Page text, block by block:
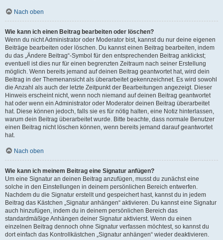
Nach oben
Wie kann ich einen Beitrag bearbeiten oder löschen?
Wenn du nicht Administrator oder Moderator bist, kannst du nur deine eigenen
Beiträge bearbeiten oder löschen. Du kannst einen Beitrag bearbeiten, indem
du das „Ändere Beitrag“-Symbol für den entsprechenden Beitrag anklickst;
eventuell ist dies nur für einen begrenzten Zeitraum nach seiner Erstellung
möglich. Wenn bereits jemand auf deinen Beitrag geantwortet hat, wird dein
Beitrag in der Themenansicht als überarbeitet gekennzeichnet. Es wird sowohl
die Anzahl als auch der letzte Zeitpunkt der Bearbeitungen angezeigt. Dieser
Hinweis erscheint nicht, wenn noch niemand auf deinen Beitrag geantwortet
hat oder wenn ein Administrator oder Moderator deinen Beitrag überarbeitet
hat. Diese können jedoch, falls sie es für nötig halten, eine Notiz hinterlassen,
warum dein Beitrag überarbeitet wurde. Bitte beachte, dass normale Benutzer
einen Beitrag nicht löschen können, wenn bereits jemand darauf geantwortet
hat.
Nach oben
Wie kann ich meinem Beitrag eine Signatur anfügen?
Um eine Signatur an deinen Beitrag anzufügen, musst du zunächst eine
solche in den Einstellungen in deinem persönlichen Bereich entwerfen.
Nachdem du die Signatur erstellt und gespeichert hast, kannst du in jedem
Beitrag das Kästchen „Signatur anhängen“ aktivieren. Du kannst eine Signatur
auch hinzufügen, indem du in deinem persönlichen Bereich das
standardmäßige Anhängen deiner Signatur aktivierst. Wenn du einen
einzelnen Beitrag dennoch ohne Signatur verfassen möchtest, so kannst du
dort einfach das Kontrollkästchen „Signatur anhängen“ wieder deaktivieren.